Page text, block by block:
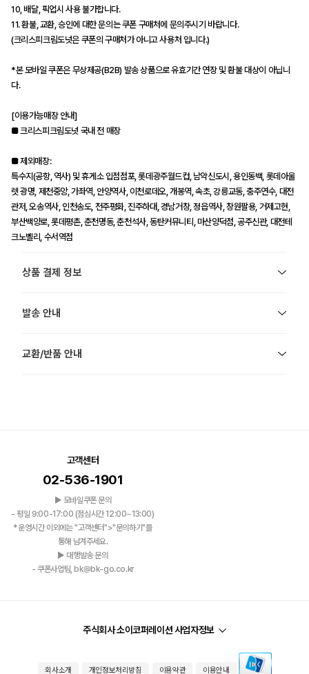
10, 배달, 픽업시 사용 불가합니다.
11. 환불, 교환, 승인에 대한 문의는 쿠폰 구매처에 문의주시기 바랍니다.
(크리스피크림도넛은 쿠폰의 구매처가 아니고 사용처 입니다.)
*본 모바일 쿠폰은 무상제공(B2B) 발송 상품으로 유효기간 연장 및 환불 대상이 아닙니
다.
[이용가능매장 안내]
■ 크리스피크림도넛 국내 전 매장
■ 제외매장:
특수지(공항, 역사) 및 휴게소 입점점포, 롯데광주월드컵, 남악신도시, 용인동백, 롯데아울
렛 광명, 제천중앙, 가좌역, 안양역사, 이천로데오, 개봉역, 속초, 강릉교동, 충주연수, 대전
관저, 오송역사, 인천송도, 전주평화, 진주하대, 경남거창, 정읍역사, 창원팔용, 거제고현,
부산백양로, 롯데평촌, 춘천명동, 춘천석사, 동탄커뮤니티, 마산양덕점, 공주신관, 대전테
크노벨리, 수서역점
상품 결제 정보
발송 안내
교환/반품 안내
고객센터
02-536-1901
▶ 모바일쿠폰 문의
- 평일 9:00-17:00 (점심시간 12:00~13:00)
*운영시간 이외에는 "고객센터">"문의하기"를
통해 남겨주세요.
▶ 대행발송 문의
- 쿠폰사업팀, bk@bk-go.co.kr
주식회사 소이코퍼레이션 사업자정보
회사소개 개인정보처리방침 이용약관 이용안내